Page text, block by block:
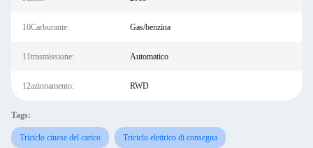
10Carburante: Gas/benzina
11trasmissione: Automatico
12azionamento: RWD
Tags:
Triciclo cinese del carico Triciclo elettrico di consegna